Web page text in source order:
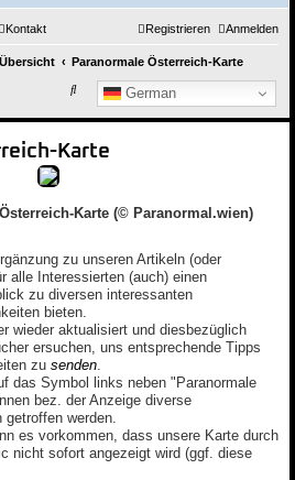
Kontakt Anmelden
Registrieren
Paranormale Österreich-Karte
German
Suche
Karte
Karte (© Paranormal.wien)
zu unseren Artikeln (oder
alle Interessierten (auch) einen
zu diversen interessanten
bieten.
wieder aktualisiert und diesbezüglich
ersuchen, uns entsprechende Tipps
zu senden.
das Symbol links neben "Paranormale
bez. der Anzeige diverse
werden.
es vorkommen, dass unsere Karte durch
nicht sofort angezeigt wird (ggf. diese